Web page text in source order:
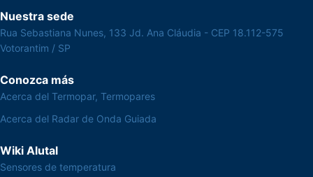
Nuestra sede
Rua Sebastiana Nunes, 133 Jd. Ana Cláudia - CEP 18.112-575
Votorantim / SP
Conozca más
Acerca del Termopar, Termopares
Acerca del Radar de Onda Guiada
Wiki Alutal
Sensores de temperatura